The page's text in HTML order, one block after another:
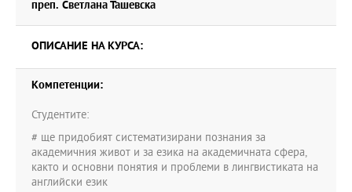
преп. Светлана Ташевска
ОПИСАНИЕ НА КУРСА:
Компетенции:
Студентите:
# ще придобият систематизирани познания за
академичния живот и за езика на академичната сфера,
както и основни понятия и проблеми в лингвистиката на
английски език